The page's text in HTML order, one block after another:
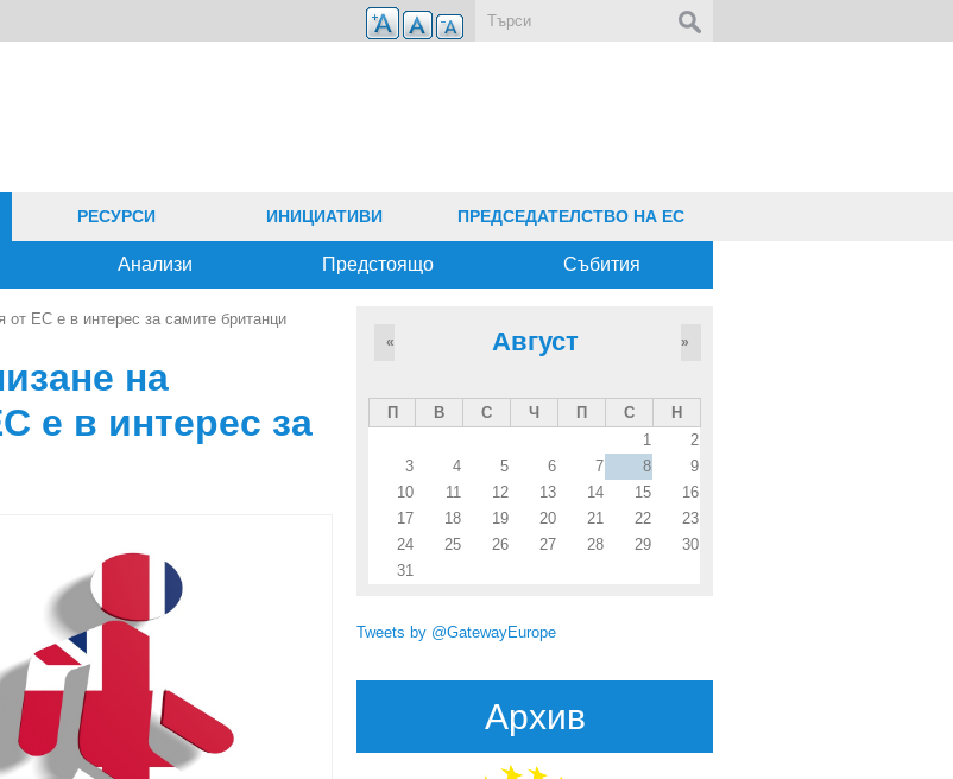
Анализи Предстоящо Събития
РЕСУРСИ ИНИЦИАТИВИ ПРЕДСЕДАТЕЛСТВО НА ЕС
от ЕС е в интерес за самите британци
на
е в интерес за
Август
« »
П В С Ч П С
Н
1
2
3
4 5 6 7 8
9
10
11 12 13 14 15
16
17
18 19 20 21 22
23
24
25 26 27 28 29
30
31
Tweets by @GatewayEurope
Архив